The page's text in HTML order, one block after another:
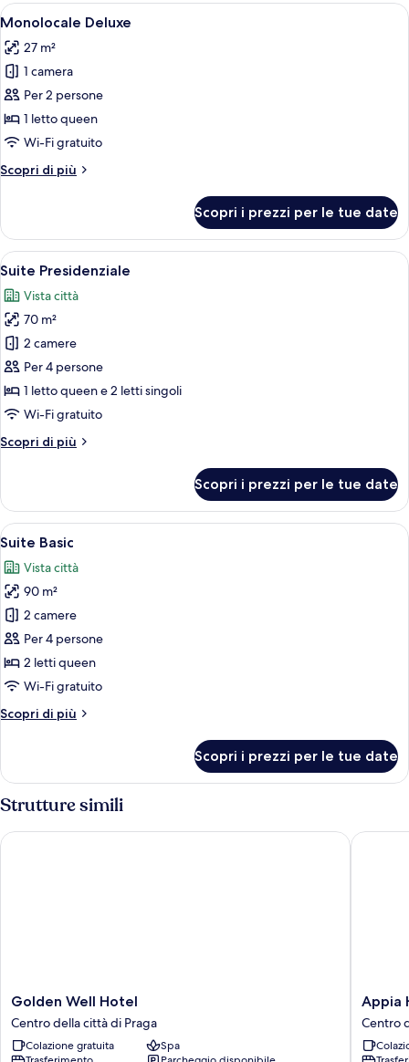
Apri
tutte
le
foto
per
Monolocale
Deluxe
Una camera da letto con un letto
5
Monolocale Deluxe
27 m²
1 camera
Per 2 persone
1 letto queen
Wi-Fi gratuito
Scopri di più
Altri
Deluxe
Scopri i prezzi per le tue date
Apri
tutte
le
foto
per
Suite
Presidenziale
Una camera d'albergo con
7
Suite Presidenziale
Vista città
70 m²
2 camere
Per 4 persone
1 letto queen e 2 letti singoli
Wi-Fi gratuito
Scopri di più
Altri
Presidenziale
Scopri i prezzi per le tue date
Apri
tutte
le
foto
per
Suite
Basic
Una camera da letto con soffitto
8
Suite Basic
Vista città
90 m²
2 camere
Per 4 persone
2 letti queen
Wi-Fi gratuito
Scopri di più
Altri
Basic
Scopri i prezzi per le tue date
Strutture simili
Golden
Well
Hotel
Centro
Golden Well Hotel
Centro della città di Praga
Colazione gratuita
Spa
Golden Well Hotel
Appia
Hotel
Centro
Appia
Centro
Appia